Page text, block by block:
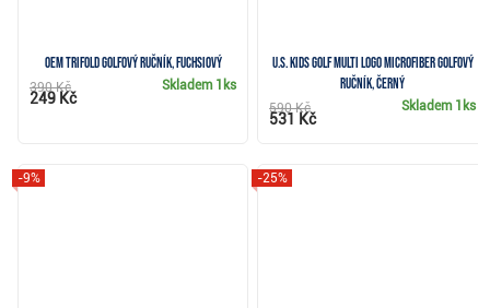
OEM TriFold golfový ručník, fuchsiový
Skladem 1ks
390 Kč
249 Kč
U.S. Kids Golf Multi Logo Microfiber golfový
ručník, černý
Skladem 1ks
590 Kč
531 Kč
-9% -25%